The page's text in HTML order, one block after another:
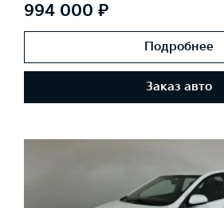
994 000 ₽
Подробнее
Заказ авто